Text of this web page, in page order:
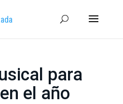
para
el año